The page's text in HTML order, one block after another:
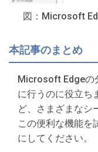
図：Microsoft
本記事のまとめ
Microsoft Edgeの
に行うのに役立ち
ど、さまざまなシ
この便利な機能を
にしてください。